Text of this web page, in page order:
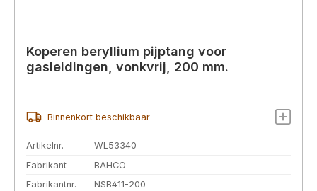
Koperen beryllium pijptang voor
gasleidingen, vonkvrij, 200 mm.
Binnenkort beschikbaar
Artikelnr.
WL53340
Fabrikant
BAHCO
Fabrikantnr.
NSB411-200